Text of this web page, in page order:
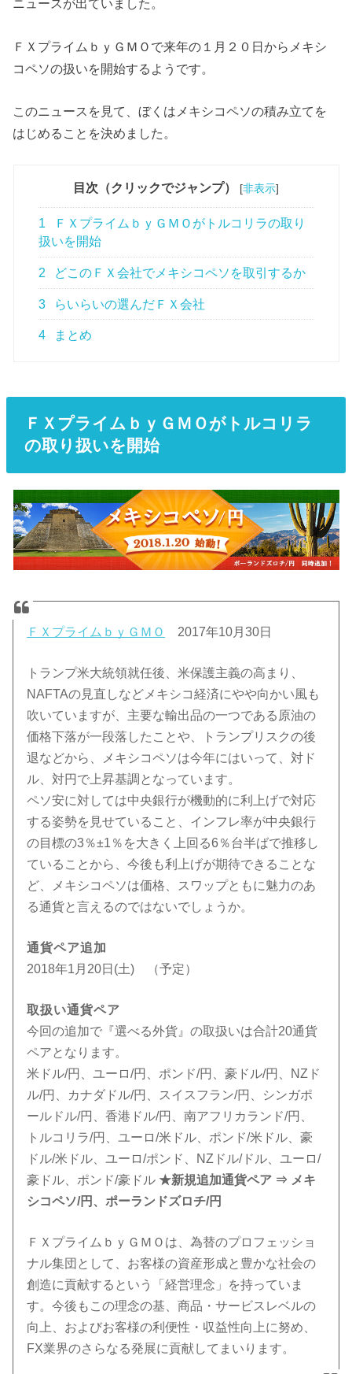
ニュースが出ていました。
ＦＸプライムｂｙＧＭＯで来年の１月２０日からメキシ
コペソの扱いを開始するようです。
このニュースを見て、ぼくはメキシコペソの積み立てを
はじめることを決めました。
目次（クリックでジャンプ） [非表示]
1
ＦＸプライムｂｙＧＭＯがトルコリラの取り
扱いを開始
2 どこのＦＸ会社でメキシコペソを取引するか
3 らいらいの選んだＦＸ会社
4 まとめ
ＦＸプライムｂｙＧＭＯがトルコリラ
の取り扱いを開始
ＦＸプライムｂｙＧＭＯ 2017年10月30日
トランプ米大統領就任後、米保護主義の高まり、
NAFTAの見直しなどメキシコ経済にやや向かい風も
吹いていますが、主要な輸出品の一つである原油の
価格下落が一段落したことや、トランプリスクの後
退などから、メキシコペソは今年にはいって、対ド
ル、対円で上昇基調となっています。
ペソ安に対しては中央銀行が機動的に利上げで対応
する姿勢を見せていること、インフレ率が中央銀行
の目標の3％±1％を大きく上回る6％台半ばで推移し
ていることから、今後も利上げが期待できることな
ど、メキシコペソは価格、スワップともに魅力のあ
る通貨と言えるのではないでしょうか。
通貨ペア追加
2018年1月20日(土) （予定）
取扱い通貨ペア
今回の追加で『選べる外貨』の取扱いは合計20通貨
ペアとなります。
米ドル/円、ユーロ/円、ポンド/円、豪ドル/円、NZド
ル/円、カナダドル/円、スイスフラン/円、シンガポ
ールドル/円、香港ドル/円、南アフリカランド/円、
トルコリラ/円、ユーロ/米ドル、ポンド/米ドル、豪
ドル/米ドル、ユーロ/ポンド、NZドル/ドル、ユーロ/
豪ドル、ポンド/豪ドル★新規追加通貨ペア ⇒ メキ
シコペソ/円、ポーランドズロチ/円
ＦＸプライムｂｙＧＭＯは、為替のプロフェッショ
ナル集団として、お客様の資産形成と豊かな社会の
創造に貢献するという「経営理念」を持っていま
す。今後もこの理念の基、商品・サービスレベルの
向上、およびお客様の利便性・収益性向上に努め、
FX業界のさらなる発展に貢献してまいります。